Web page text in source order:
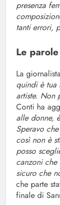
presenza
tanti errori,
Le
La
quindi è tua
artiste. Non
Conti ha
alle donne,
Speravo
così non è
posso
canzoni che
sicuro che
che parte
finale di